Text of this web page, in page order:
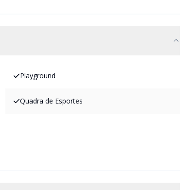
Playground
Quadra de Esportes